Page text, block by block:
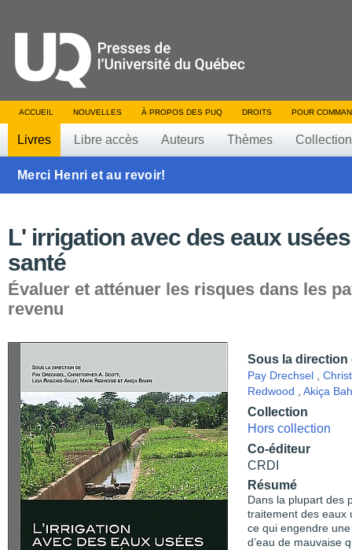
ACCUEIL NOUVELLES À PROPOS DES PUQ DROITS POUR
Livres Libre accès Auteurs Thèmes
Merci Henri et au revoir!
L' irrigation avec des eaux
santé
Évaluer et atténuer les risques dans les
revenu
Sous la direction
Pay Drechsel
Redwood
Akiça
Collection
Hors collection
Co-éditeur
CRDI
Résumé
Dans la plupart des
traitement des eaux
ce qui engendre une
d’eau de mauvaise